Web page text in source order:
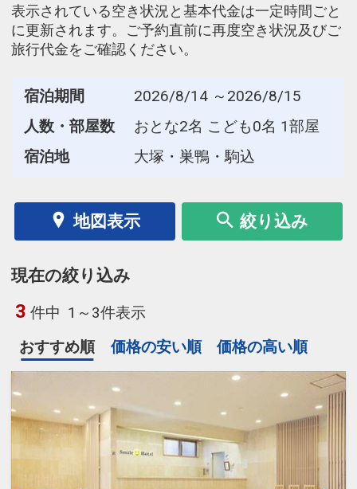
表示されている空き状況と基本代金は一定時間ごと
に更新されます。ご予約直前に再度空き状況及びご
旅行代金をご確認ください。
宿泊期間
2026/8/14 ～2026/8/15
人数・部屋数
おとな2名 こども0名 1部屋
宿泊地
大塚・巣鴨・駒込
地図表示 絞り込み
現在の絞り込み
3 件中 1～3件表示
おすすめ順
価格の安い順 価格の高い順